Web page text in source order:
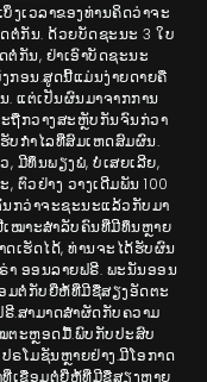
ງເວລາຂອງທ່ານຄິດວ່າຈະ
ຕໍ່ກັນ. ດ້ວຍບັດຊະນະ 3 ໃບ
ກັນ, ຢ່າເອົາບັດຊະນະ
ກອນ.ສູດນີ້ແມ່ນງ່າຍດາຍຄື
ແຕ່ເປັນຜົນມາຈາກການ
ຖືກວາງສະຫຼັບກັນຈົນກ່ວາ
ບກໍາໄລທີ່ສົມເຫດສົມຜົນ.
ມີທຶນພຽງພໍ, ບໍ່ເສຍເລີຍ,
ຕົວຢ່າງ ວາງເດີມພັນ 100
ນກວ່າຈະຊະນະແລ້ວກັບມາ
ເໝາະສຳລັບຄົນທີ່ມີທຶນຫຼາຍ
ດເຮັດໄດ້, ທ່ານຈະໄດ້ຮັບຜົນ
າ ອອນລາຍຟຣີ. ພະນັນອອນ
ມ​ຕໍ່​ກັບ​ຍີ່​ຫໍ້​ທີ່​ມີ​ຊື່​ສຽງ​ອັດ​ຕະ​
​.ສາມາດສຳຜັດກັບຄວາມ
ຕະຫຼອດມື້.ພົບກັບປະສົບ
ຣໂມຊັນຫຼາຍຢ່າງ.ມີໂອກາດ
ທີ່ເຊື່ອມຕໍ່ຍີ່ຫໍ້ທີ່ມີຊື່ສຽງຫຼາຍ